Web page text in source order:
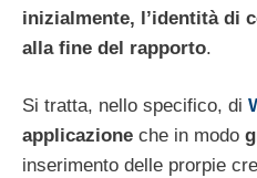
inizialmente, l’identità di
alla fine del rapporto.
Si tratta, nello specifico, di
applicazione che in modo
inserimento delle prorpie